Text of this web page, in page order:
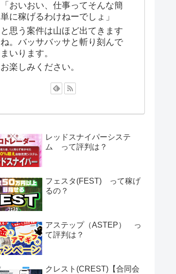
「おいおい、仕事ってそんな簡
単に稼げるわけねーでしょ」
と思う案件は山ほど出てきます
ね。バッサバッサと斬り刻んで
まいります。
お楽しみください。
レッドスナイパーシステ
ム って評判は？
フェスタ(FEST) って稼げ
るの？
アステップ（ASTEP） っ
て評判は？
クレスト(CREST)【合同会